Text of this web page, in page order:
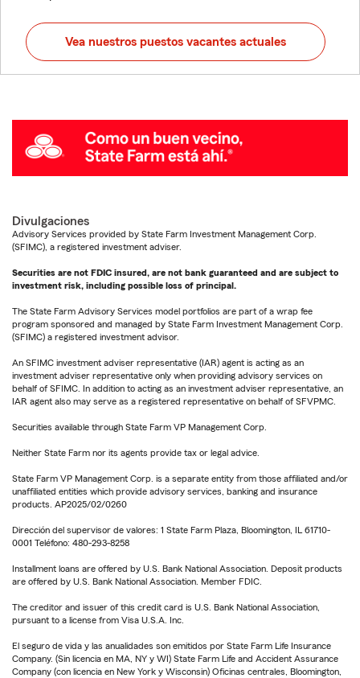
Vea nuestros puestos vacantes actuales
Divulgaciones
Advisory Services provided by State Farm Investment Management Corp.
(SFIMC), a registered investment adviser.
Securities are not FDIC insured, are not bank guaranteed and are subject to
investment risk, including possible loss of principal.
The State Farm Advisory Services model portfolios are part of a wrap fee
program sponsored and managed by State Farm Investment Management Corp.
(SFIMC) a registered investment advisor.
An SFIMC investment adviser representative (IAR) agent is acting as an
investment adviser representative only when providing advisory services on
behalf of SFIMC. In addition to acting as an investment adviser representative, an
IAR agent also may serve as a registered representative on behalf of SFVPMC.
Securities available through State Farm VP Management Corp.
Neither State Farm nor its agents provide tax or legal advice.
State Farm VP Management Corp. is a separate entity from those affiliated and/or
unaffiliated entities which provide advisory services, banking and insurance
products. AP2025/02/0260
Dirección del supervisor de valores: 1 State Farm Plaza, Bloomington, IL 61710-
0001 Teléfono: 480-293-8258
Installment loans are offered by U.S. Bank National Association. Deposit products
are offered by U.S. Bank National Association. Member FDIC.
The creditor and issuer of this credit card is U.S. Bank National Association,
pursuant to a license from Visa U.S.A. Inc.
El seguro de vida y las anualidades son emitidos por State Farm Life Insurance
Company. (Sin licencia en MA, NY y WI) State Farm Life and Accident Assurance
Company (con licencia en New York y Wisconsin) Oficinas centrales, Bloomington,